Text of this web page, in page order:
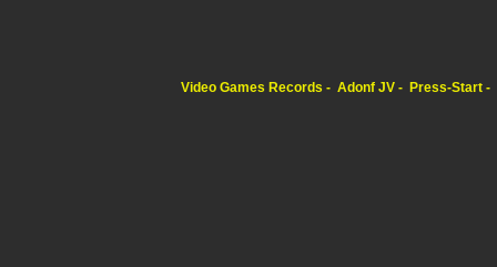
Video Games Records Adonf JV Press-Start